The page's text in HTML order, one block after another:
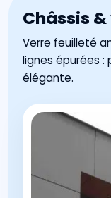
Châssis
Verre feuilleté
lignes épurées
élégante.